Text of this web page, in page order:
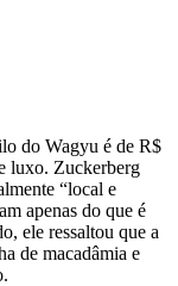
do Wagyu é de R$
luxo. Zuckerberg
“local e
apenas do que é
ele ressaltou que a
de macadâmia e